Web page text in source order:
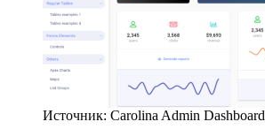
Источник: Carolina Admin Dashboard